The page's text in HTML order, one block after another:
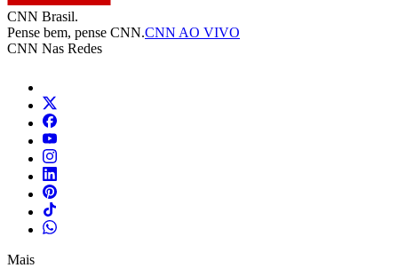
CNN Brasil.
Pense bem, pense CNN.CNN AO VIVO
CNN Nas Redes
Mais